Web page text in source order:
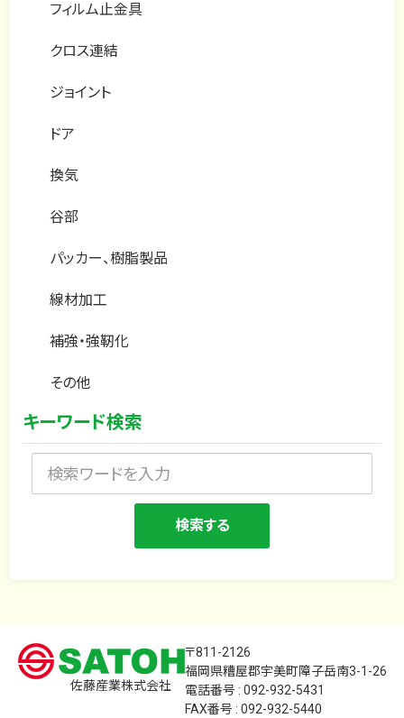
フィルム止金具
クロス連結
ジョイント
ドア
換気
谷部
パッカー、樹脂製品
線材加工
補強・強靭化
その他
キーワード検索
佐藤産業株式会社
〒811-2126
福岡県糟屋郡宇美町障子岳南3-1-26
電話番号 : 092-932-5431
FAX番号 : 092-932-5440